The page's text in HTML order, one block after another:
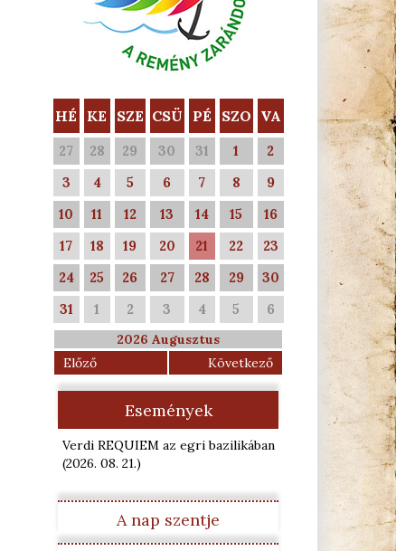
HÉ KE SZE CSÜ PÉ SZO VA
27 28 29 30 31 1
2
3
4 5 6 7 8
9
10
11 12 13 14 15
16
17
18 19 20 21 22
23
24
25 26 27 28 29
30
31
1 2 3 4 5 6
2026 Augusztus
Előző
Következő
Események
Verdi REQUIEM az egri bazilikában
(2026. 08. 21.)
A nap szentje